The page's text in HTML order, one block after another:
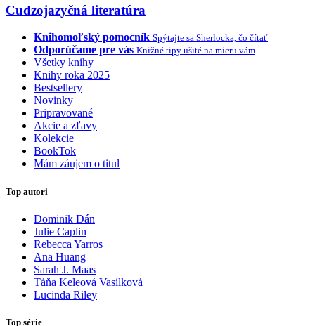
Cudzojazyčná literatúra
Knihomoľský pomocník Spýtajte sa Sherlocka, čo čítať
Odporúčame pre vás Knižné tipy ušité na mieru vám
Všetky knihy
Knihy roka 2025
Bestsellery
Novinky
Pripravované
Akcie a zľavy
Kolekcie
BookTok
Mám záujem o titul
Top autori
Dominik Dán
Julie Caplin
Rebecca Yarros
Ana Huang
Sarah J. Maas
Táňa Keleová Vasilková
Lucinda Riley
Top série